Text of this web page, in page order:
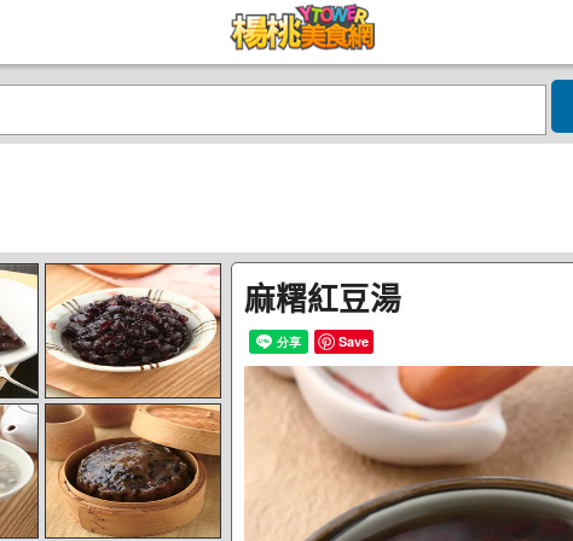
麻糬紅豆湯
Save